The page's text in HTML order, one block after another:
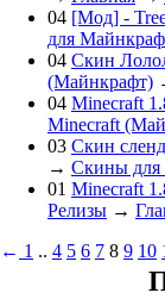
04 [Мод] -
для
04 Скин
(Майнкрафт)
04 Minecraft
Minecraft
03 Скин
→ Скины для
01 Minecraft
Релизы →
← 1 .. 4 5 6 7 8 9 10